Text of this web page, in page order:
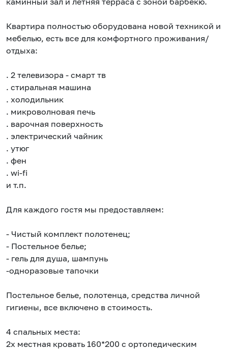
Квартира полностью оборудована новой техникой и
мебелью, есть все для комфортного проживания/
отдыха:
. 2 телевизора - смарт тв
. стиральная машина
. холодильник
. микроволновая печь
. варочная поверхность
. электрический чайник
. утюг
. фен
. wi-fi
и т.п.
Для каждого гостя мы предоставляем:
- Чистый комплект полотенец;
- Постельное белье;
- гель для душа, шампунь
-одноразовые тапочки
Постельное белье, полотенца, средства личной
гигиены, все включено в стоимость.
4 спальных места:
2х местная кровать 160*200 с ортопедическим